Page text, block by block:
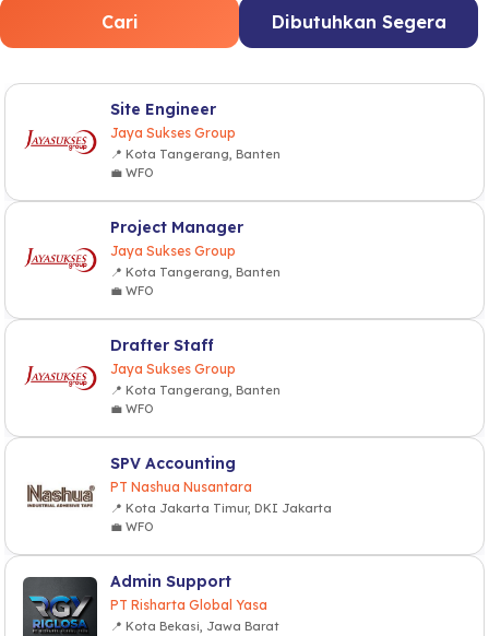
Cari Dibutuhkan Segera
Site Engineer
Jaya Sukses Group
📍 Kota Tangerang, Banten
💼 WFO
Project Manager
Jaya Sukses Group
📍 Kota Tangerang, Banten
💼 WFO
Drafter Staff
Jaya Sukses Group
📍 Kota Tangerang, Banten
💼 WFO
SPV Accounting
PT Nashua Nusantara
📍 Kota Jakarta Timur, DKI Jakarta
💼 WFO
Admin Support
PT Risharta Global Yasa
📍 Kota Bekasi, Jawa Barat